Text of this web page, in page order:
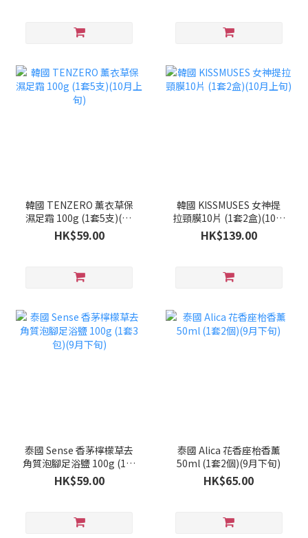
韓國 TENZERO 薰衣草保
濕足霜 100g (1套5支)(10
月上旬)
HK$59.00
韓國 KISSMUSES 女神提
拉頸膜10片 (1套2盒)(10月
上旬)
HK$139.00
泰國 Sense 香茅檸檬草去
角質泡腳足浴鹽 100g (1套
3包)(9月下旬)
HK$59.00
泰國 Alica 花香座枱香薰
50ml (1套2個)(9月下旬)
HK$65.00